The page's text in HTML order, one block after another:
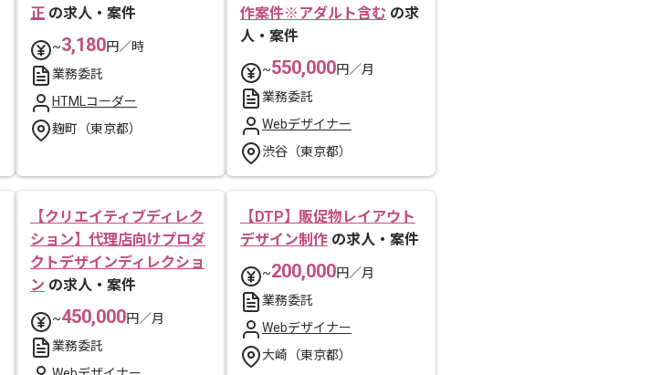
正 の求人・案件
~3,180円／時
業務委託
HTMLコーダー
麹町（東京都）
作案件※アダルト含む の求
人・案件
~550,000円／月
業務委託
Webデザイナー
渋谷（東京都）
【クリエイティブディレク
ション】代理店向けプロダ
クトデザインディレクショ
ン の求人・案件
~450,000円／月
業務委託
【DTP】販促物レイアウト
デザイン制作 の求人・案件
~200,000円／月
業務委託
Webデザイナー
大崎（東京都）